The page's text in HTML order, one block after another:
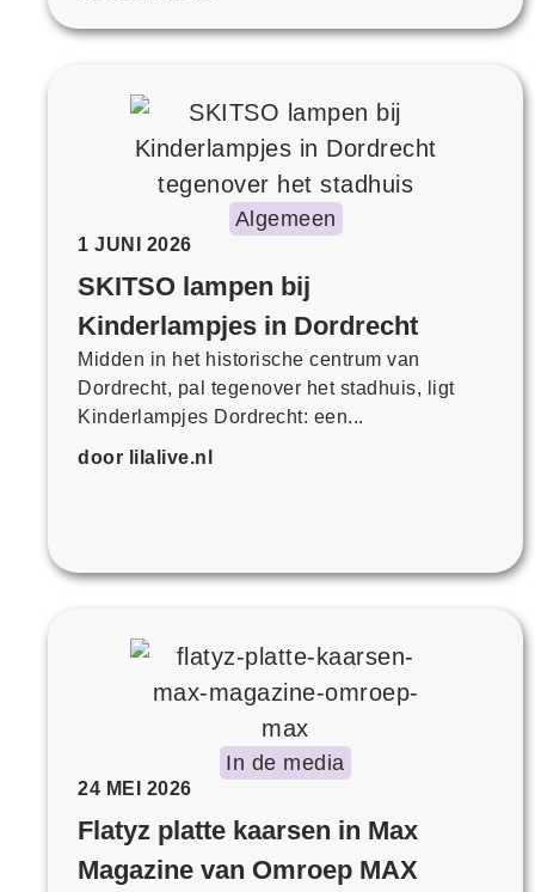
Algemeen
1 JUNI 2026
SKITSO lampen bij
Kinderlampjes in Dordrecht
Midden in het historische centrum van
Dordrecht, pal tegenover het stadhuis, ligt
Kinderlampjes Dordrecht: een...
door lilalive.nl
In de media
24 MEI 2026
Flatyz platte kaarsen in Max
Magazine van Omroep MAX